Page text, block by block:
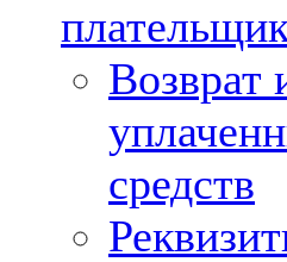
Возврат
средств